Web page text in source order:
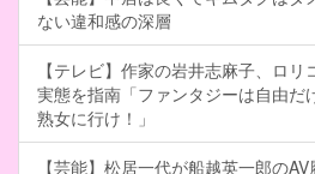
ない違和感の深層
【テレビ】作家の岩井志麻子、ロ
実態を指南「ファンタジーは自由だ
熟女に行け！」
【芸能】松居一代が船越英一郎の